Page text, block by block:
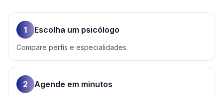
1 Escolha um psicólogo
Compare perfis e especialidades.
2 Agende em minutos